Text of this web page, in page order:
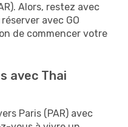
Alors, restez avec
avec GO
de commencer votre
avec Thai
Paris (PAR) avec